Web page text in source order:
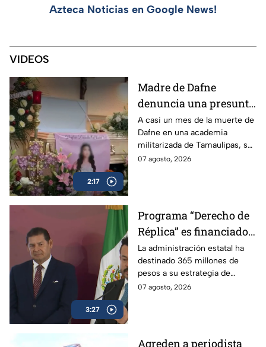
Azteca Noticias en Google News!
VIDEOS
2:17
Madre de Dafne
denuncia una presunta
red familiar tras la
muerte de su hija en
Tamaulipas
A casi un mes de la muerte de
Dafne en una academia
militarizada de Tamaulipas, su
madre exige justicia y
07 agosto, 2026
3:27
Programa “Derecho de
Réplica” es financiado
con dinero de los
poblanos, pero se usa
para atacar a la prensa
crítica
La administración estatal ha
destinado 365 millones de
pesos a su estrategia de
comunicación social, lo que
07 agosto, 2026
Agreden a periodista